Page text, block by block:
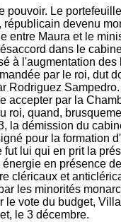
pouvoir. Le
républicain devenu
entre Maura et le
dans le
à l'augmentation des
par le roi, dut
Rodriguez
accepter par la
roi, quand,
la démission du
pour la formation
fut lui qui en prit la
en présence
cléricaux et
les minorités
le vote du budget,
le 3 décembre.